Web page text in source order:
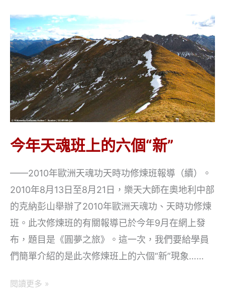
骨
融
入
能
量
演
示
會
今年天魂班上的六個“新”
——2010年歐洲天魂功天時功修煉班報導（續）。
2010年8月13日至8月21日，樂天大師在奧地利中部
的克納彭山舉辦了2010年歐洲天魂功、天時功修煉
班。此次修煉班的有關報導已於今年9月在網上發
布，題目是《圓夢之旅》。這一次，我們要給學員
們簡單介紹的是此次修煉班上的六個“新”現象……
今
閱讀更多 »